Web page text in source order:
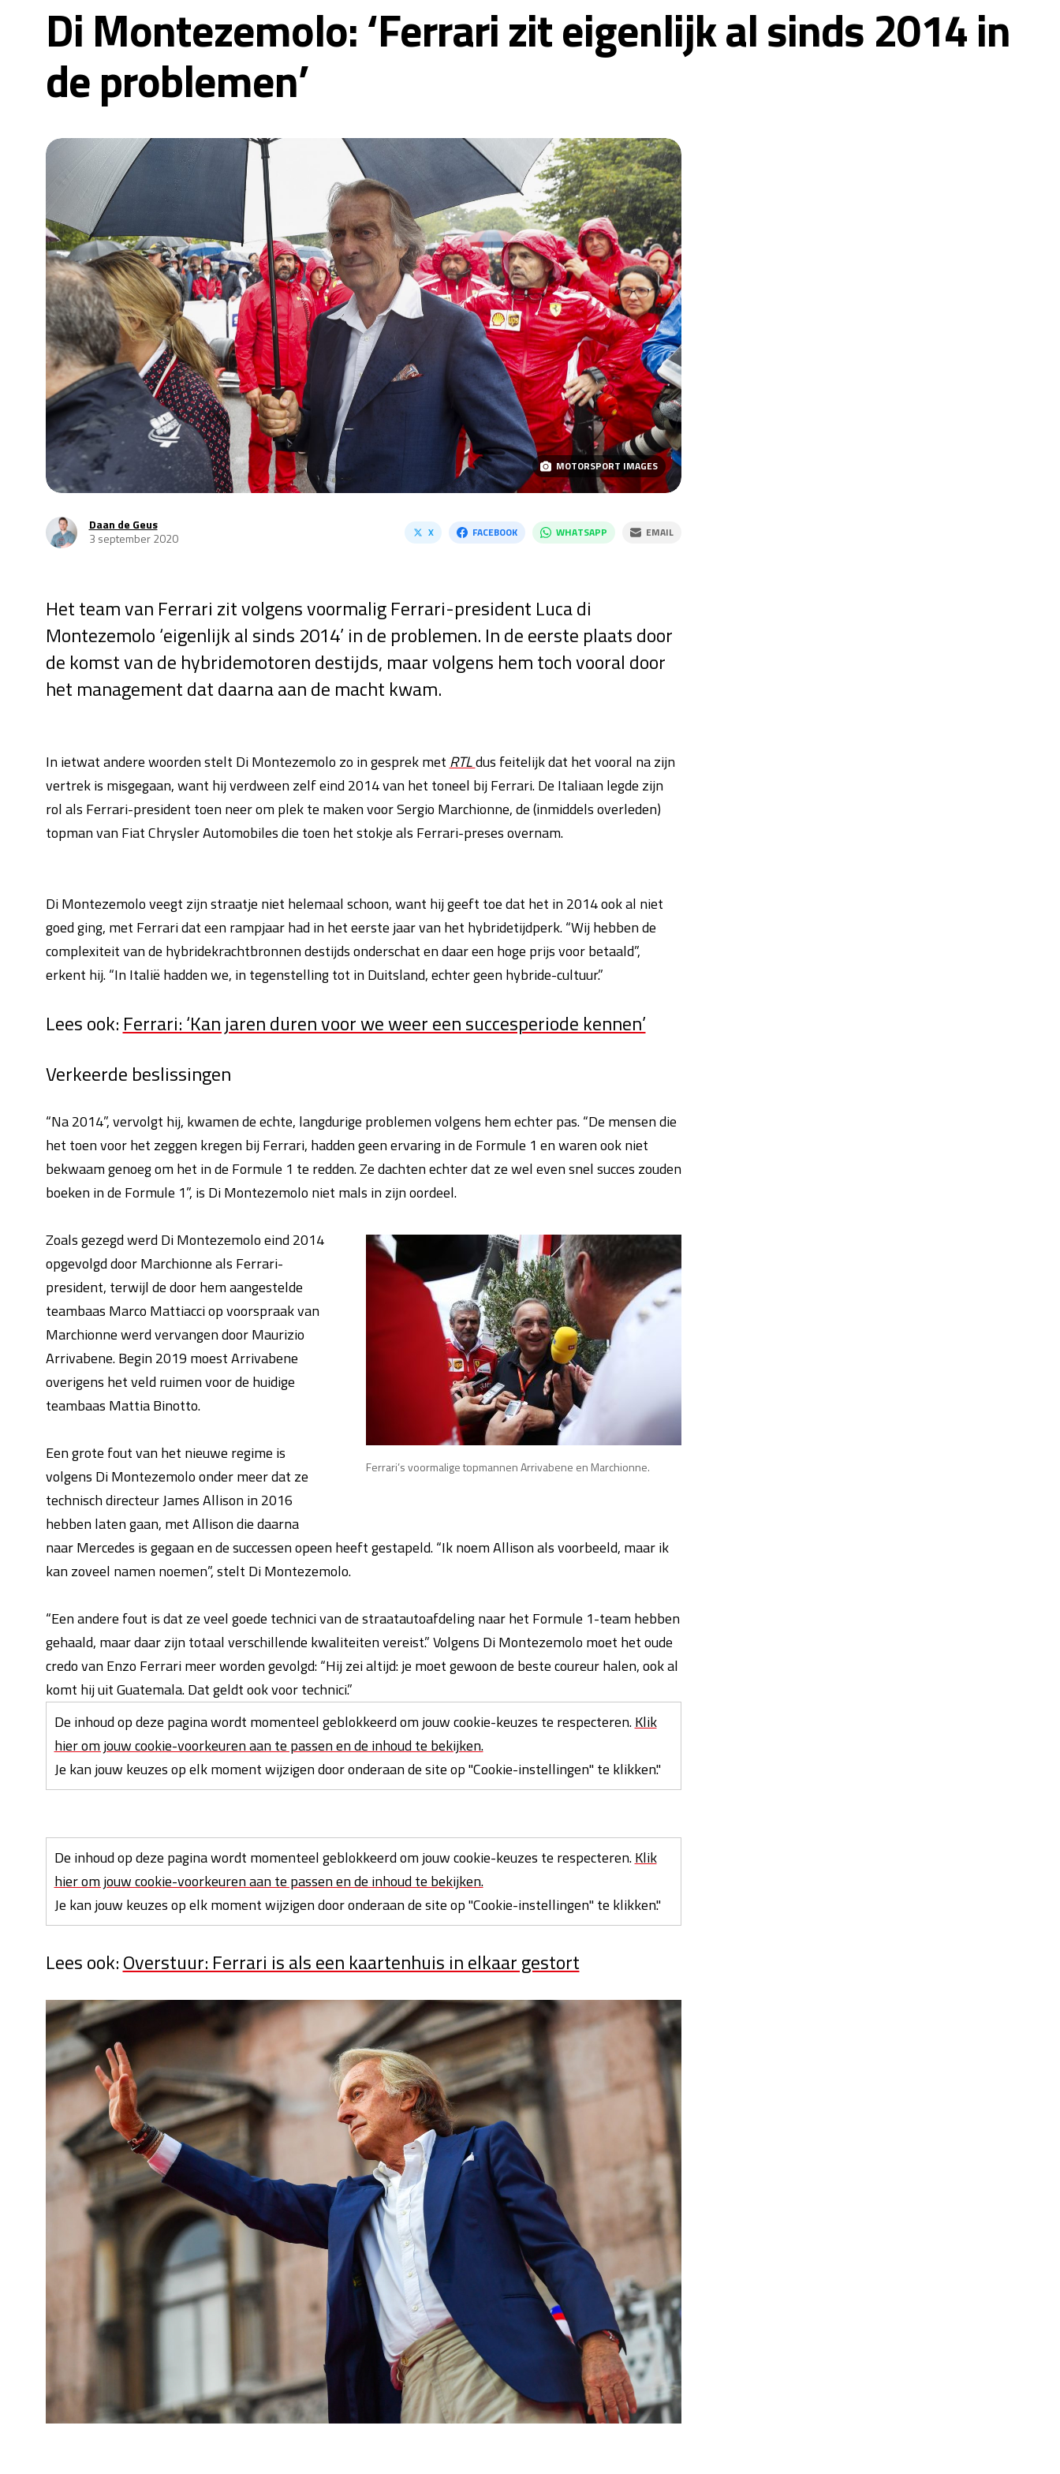
Di Montezemolo: ‘Ferrari zit eigenlijk al sinds 2014 in
de problemen’
MOTORSPORT IMAGES
Daan de Geus
3 september 2020
X FACEBOOK WHATSAPP EMAIL
Het team van Ferrari zit volgens voormalig Ferrari-president Luca di
Montezemolo ‘eigenlijk al sinds 2014’ in de problemen. In de eerste plaats door
de komst van de hybridemotoren destijds, maar volgens hem toch vooral door
het management dat daarna aan de macht kwam.
In ietwat andere woorden stelt Di Montezemolo zo in gesprek met RTLdus feitelijk dat het vooral na zijn
vertrek is misgegaan, want hij verdween zelf eind 2014 van het toneel bij Ferrari. De Italiaan legde zijn
rol als Ferrari-president toen neer om plek te maken voor Sergio Marchionne, de (inmiddels overleden)
topman van Fiat Chrysler Automobiles die toen het stokje als Ferrari-preses overnam.
Di Montezemolo veegt zijn straatje niet helemaal schoon, want hij geeft toe dat het in 2014 ook al niet
goed ging, met Ferrari dat een rampjaar had in het eerste jaar van het hybridetijdperk. “Wij hebben de
complexiteit van de hybridekrachtbronnen destijds onderschat en daar een hoge prijs voor betaald”,
erkent hij. “In Italië hadden we, in tegenstelling tot in Duitsland, echter geen hybride-cultuur.”
Lees ook: Ferrari: ‘Kan jaren duren voor we weer een succesperiode kennen’
Verkeerde beslissingen
“Na 2014”, vervolgt hij, kwamen de echte, langdurige problemen volgens hem echter pas. “De mensen die
het toen voor het zeggen kregen bij Ferrari, hadden geen ervaring in de Formule 1 en waren ook niet
bekwaam genoeg om het in de Formule 1 te redden. Ze dachten echter dat ze wel even snel succes zouden
boeken in de Formule 1”, is Di Montezemolo niet mals in zijn oordeel.
Ferrari’s voormalige topmannen Arrivabene en Marchionne.
Zoals gezegd werd Di Montezemolo eind 2014
opgevolgd door Marchionne als Ferrari-
president, terwijl de door hem aangestelde
teambaas Marco Mattiacci op voorspraak van
Marchionne werd vervangen door Maurizio
Arrivabene. Begin 2019 moest Arrivabene
overigens het veld ruimen voor de huidige
teambaas Mattia Binotto.
Een grote fout van het nieuwe regime is
volgens Di Montezemolo onder meer dat ze
technisch directeur James Allison in 2016
hebben laten gaan, met Allison die daarna
naar Mercedes is gegaan en de successen opeen heeft gestapeld. “Ik noem Allison als voorbeeld, maar ik
kan zoveel namen noemen”, stelt Di Montezemolo.
“Een andere fout is dat ze veel goede technici van de straatautoafdeling naar het Formule 1-team hebben
gehaald, maar daar zijn totaal verschillende kwaliteiten vereist.” Volgens Di Montezemolo moet het oude
credo van Enzo Ferrari meer worden gevolgd: “Hij zei altijd: je moet gewoon de beste coureur halen, ook al
komt hij uit Guatemala. Dat geldt ook voor technici.”
De inhoud op deze pagina wordt momenteel geblokkeerd om jouw cookie-keuzes te respecteren.Klik
hier om jouw cookie-voorkeuren aan te passen en de inhoud te bekijken.
Je kan jouw keuzes op elk moment wijzigen door onderaan de site op "Cookie-instellingen" te klikken."
De inhoud op deze pagina wordt momenteel geblokkeerd om jouw cookie-keuzes te respecteren.Klik
hier om jouw cookie-voorkeuren aan te passen en de inhoud te bekijken.
Je kan jouw keuzes op elk moment wijzigen door onderaan de site op "Cookie-instellingen" te klikken."
Lees ook:Overstuur: Ferrari is als een kaartenhuis in elkaar gestort